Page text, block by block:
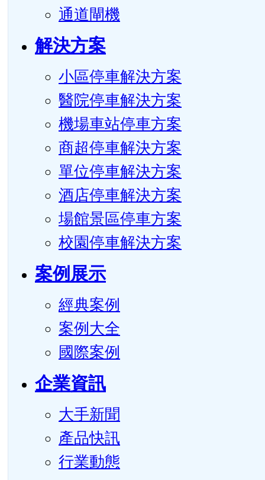
通道閘機
解決方案
小區停車解決方案
醫院停車解決方案
機場車站停車方案
商超停車解決方案
單位停車解決方案
酒店停車解決方案
場館景區停車方案
校園停車解決方案
案例展示
經典案例
案例大全
國際案例
企業資訊
大手新聞
產品快訊
行業動態